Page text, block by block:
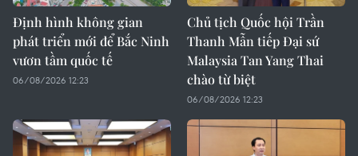
Định hình không gian
phát triển mới để Bắc Ninh
vươn tầm quốc tế
06/08/2026 12:23
Chủ tịch Quốc hội Trần
Thanh Mẫn tiếp Đại sứ
Malaysia Tan Yang Thai
chào từ biệt
06/08/2026 12:23